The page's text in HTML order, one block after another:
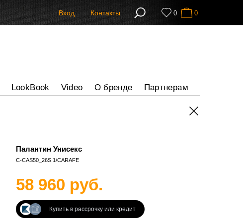
Вход Контакты 0 0
LookBook Video О бренде Партнерам
Палантин Унисекс
C-CAS50_26S.1/CARAFE
58 960 руб.
Купить в рассрочку или кредит